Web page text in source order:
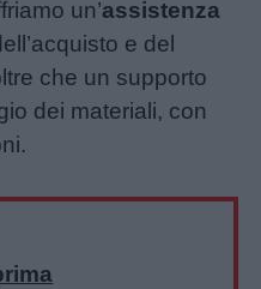
un’assistenza
e del
che un supporto
dei materiali, con